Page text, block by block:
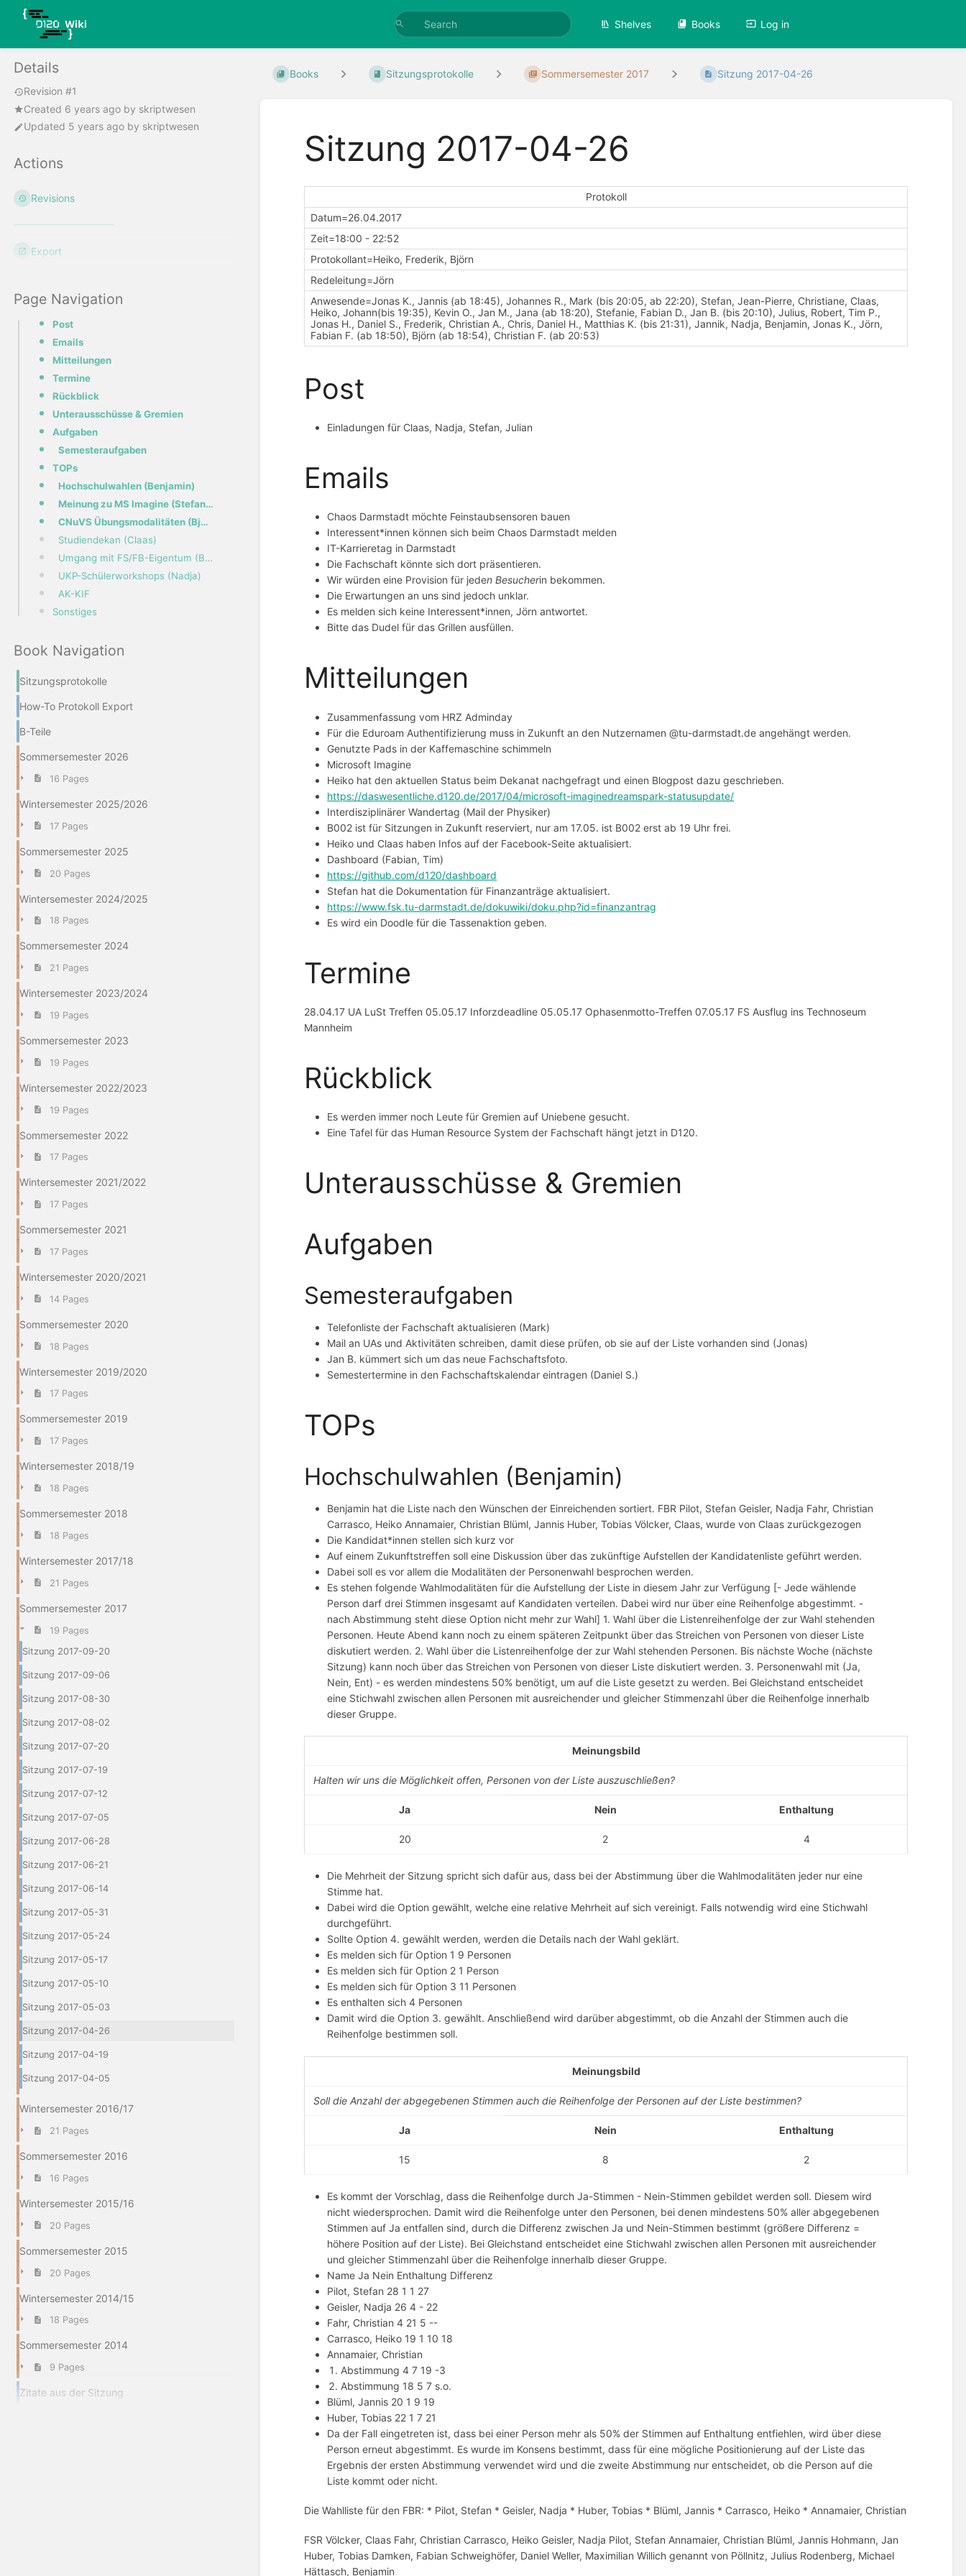
Shelves Books Log in
Details
Revision #1
Created 6 years ago by skriptwesen
Updated 5 years ago by skriptwesen
Actions
Revisions
Export
Page Navigation
Post
Emails
Mitteilungen
Termine
Rückblick
Unterausschüsse & Gremien
Aufgaben
Semesteraufgaben
TOPs
Hochschulwahlen (Benjamin)
Meinung zu MS Imagine (Stefan P.)
CNuVS Übungsmodalitäten (Björn) (erledigt)
Studiendekan (Claas)
Umgang mit FS/FB-Eigentum (Benjamin)
UKP-Schülerworkshops (Nadja)
AK-KIF
Sonstiges
Book Navigation
Sitzungsprotokolle
How-To Protokoll Export
B-Teile
Sommersemester 2026
16 Pages
Wintersemester 2025/2026
17 Pages
Sommersemester 2025
20 Pages
Wintersemester 2024/2025
18 Pages
Sommersemester 2024
21 Pages
Wintersemester 2023/2024
19 Pages
Sommersemester 2023
19 Pages
Wintersemester 2022/2023
19 Pages
Sommersemester 2022
17 Pages
Wintersemester 2021/2022
17 Pages
Sommersemester 2021
17 Pages
Wintersemester 2020/2021
14 Pages
Sommersemester 2020
18 Pages
Wintersemester 2019/2020
17 Pages
Sommersemester 2019
17 Pages
Wintersemester 2018/19
18 Pages
Sommersemester 2018
18 Pages
Wintersemester 2017/18
21 Pages
Sommersemester 2017
19 Pages
Sitzung 2017-09-20
Sitzung 2017-09-06
Sitzung 2017-08-30
Sitzung 2017-08-02
Sitzung 2017-07-20
Sitzung 2017-07-19
Sitzung 2017-07-12
Sitzung 2017-07-05
Sitzung 2017-06-28
Sitzung 2017-06-21
Sitzung 2017-06-14
Sitzung 2017-05-31
Sitzung 2017-05-24
Sitzung 2017-05-17
Sitzung 2017-05-10
Sitzung 2017-05-03
Sitzung 2017-04-26
Sitzung 2017-04-19
Sitzung 2017-04-05
Wintersemester 2016/17
21 Pages
Sommersemester 2016
16 Pages
Wintersemester 2015/16
20 Pages
Sommersemester 2015
20 Pages
Wintersemester 2014/15
18 Pages
Sommersemester 2014
9 Pages
Zitate aus der Sitzung
Books Sitzungsprotokolle Sommersemester 2017 Sitzung 2017-04-26
Sitzung 2017-04-26
Protokoll
Datum=26.04.2017
Zeit=18:00 - 22:52
Protokollant=Heiko, Frederik, Björn
Redeleitung=Jörn
Anwesende=Jonas K., Jannis (ab 18:45), Johannes R., Mark (bis 20:05, ab 22:20), Stefan, Jean-Pierre, Christiane, Claas,
Heiko, Johann(bis 19:35), Kevin O., Jan M., Jana (ab 18:20), Stefanie, Fabian D., Jan B. (bis 20:10), Julius, Robert, Tim P.,
Jonas H., Daniel S., Frederik, Christian A., Chris, Daniel H., Matthias K. (bis 21:31), Jannik, Nadja, Benjamin, Jonas K., Jörn,
Fabian F. (ab 18:50), Björn (ab 18:54), Christian F. (ab 20:53)
Post
Einladungen für Claas, Nadja, Stefan, Julian
Emails
Chaos Darmstadt möchte Feinstaubsensoren bauen
Interessent*innen können sich beim Chaos Darmstadt melden
IT-Karrieretag in Darmstadt
Die Fachschaft könnte sich dort präsentieren.
Wir würden eine Provision für jeden Besucherin bekommen.
Die Erwartungen an uns sind jedoch unklar.
Es melden sich keine Interessent*innen, Jörn antwortet.
Bitte das Dudel für das Grillen ausfüllen.
Mitteilungen
Zusammenfassung vom HRZ Adminday
Für die Eduroam Authentifizierung muss in Zukunft an den Nutzernamen @tu-darmstadt.de angehängt werden.
Genutzte Pads in der Kaffemaschine schimmeln
Microsoft Imagine
Heiko hat den aktuellen Status beim Dekanat nachgefragt und einen Blogpost dazu geschrieben.
https://daswesentliche.d120.de/2017/04/microsoft-imaginedreamspark-statusupdate/
Interdisziplinärer Wandertag (Mail der Physiker)
B002 ist für Sitzungen in Zukunft reserviert, nur am 17.05. ist B002 erst ab 19 Uhr frei.
Heiko und Claas haben Infos auf der Facebook-Seite aktualisiert.
Dashboard (Fabian, Tim)
https://github.com/d120/dashboard
Stefan hat die Dokumentation für Finanzanträge aktualisiert.
https://www.fsk.tu-darmstadt.de/dokuwiki/doku.php?id=finanzantrag
Es wird ein Doodle für die Tassenaktion geben.
Termine
28.04.17 UA LuSt Treffen 05.05.17 Inforzdeadline 05.05.17 Ophasenmotto-Treffen 07.05.17 FS Ausflug ins Technoseum
Mannheim
Rückblick
Es werden immer noch Leute für Gremien auf Uniebene gesucht.
Eine Tafel für das Human Resource System der Fachschaft hängt jetzt in D120.
Unterausschüsse & Gremien
Aufgaben
Semesteraufgaben
Telefonliste der Fachschaft aktualisieren (Mark)
Mail an UAs und Aktivitäten schreiben, damit diese prüfen, ob sie auf der Liste vorhanden sind (Jonas)
Jan B. kümmert sich um das neue Fachschaftsfoto.
Semestertermine in den Fachschaftskalendar eintragen (Daniel S.)
TOPs
Hochschulwahlen (Benjamin)
Benjamin hat die Liste nach den Wünschen der Einreichenden sortiert. FBR Pilot, Stefan Geisler, Nadja Fahr, Christian
Carrasco, Heiko Annamaier, Christian Blüml, Jannis Huber, Tobias Völcker, Claas, wurde von Claas zurückgezogen
Die Kandidat*innen stellen sich kurz vor
Auf einem Zukunftstreffen soll eine Diskussion über das zukünftige Aufstellen der Kandidatenliste geführt werden.
Dabei soll es vor allem die Modalitäten der Personenwahl besprochen werden.
Es stehen folgende Wahlmodalitäten für die Aufstellung der Liste in diesem Jahr zur Verfügung [- Jede wählende
Person darf drei Stimmen insgesamt auf Kandidaten verteilen. Dabei wird nur über eine Reihenfolge abgestimmt. -
nach Abstimmung steht diese Option nicht mehr zur Wahl] 1. Wahl über die Listenreihenfolge der zur Wahl stehenden
Personen. Heute Abend kann noch zu einem späteren Zeitpunkt über das Streichen von Personen von dieser Liste
diskutiert werden. 2. Wahl über die Listenreihenfolge der zur Wahl stehenden Personen. Bis nächste Woche (nächste
Sitzung) kann noch über das Streichen von Personen von dieser Liste diskutiert werden. 3. Personenwahl mit (Ja,
Nein, Ent) - es werden mindestens 50% benötigt, um auf die Liste gesetzt zu werden. Bei Gleichstand entscheidet
eine Stichwahl zwischen allen Personen mit ausreichender und gleicher Stimmenzahl über die Reihenfolge innerhalb
dieser Gruppe.
Meinungsbild
Halten wir uns die Möglichkeit offen, Personen von der Liste auszuschließen?
Ja Nein Enthaltung
20 2 4
Die Mehrheit der Sitzung spricht sich dafür aus, dass bei der Abstimmung über die Wahlmodalitäten jeder nur eine
Stimme hat.
Dabei wird die Option gewählt, welche eine relative Mehrheit auf sich vereinigt. Falls notwendig wird eine Stichwahl
durchgeführt.
Sollte Option 4. gewählt werden, werden die Details nach der Wahl geklärt.
Es melden sich für Option 1 9 Personen
Es melden sich für Option 2 1 Person
Es melden sich für Option 3 11 Personen
Es enthalten sich 4 Personen
Damit wird die Option 3. gewählt. Anschließend wird darüber abgestimmt, ob die Anzahl der Stimmen auch die
Reihenfolge bestimmen soll.
Meinungsbild
Soll die Anzahl der abgegebenen Stimmen auch die Reihenfolge der Personen auf der Liste bestimmen?
Ja Nein Enthaltung
15 8 2
Es kommt der Vorschlag, dass die Reihenfolge durch Ja-Stimmen - Nein-Stimmen gebildet werden soll. Diesem wird
nicht wiedersprochen. Damit wird die Reihenfolge unter den Personen, bei denen mindestens 50% aller abgegebenen
Stimmen auf Ja entfallen sind, durch die Differenz zwischen Ja und Nein-Stimmen bestimmt (größere Differenz =
höhere Position auf der Liste). Bei Gleichstand entscheidet eine Stichwahl zwischen allen Personen mit ausreichender
und gleicher Stimmenzahl über die Reihenfolge innerhalb dieser Gruppe.
Name Ja Nein Enthaltung Differenz
Pilot, Stefan 28 1 1 27
Geisler, Nadja 26 4 - 22
Fahr, Christian 4 21 5 --
Carrasco, Heiko 19 1 10 18
Annamaier, Christian
Abstimmung 4 7 19 -3
Abstimmung 18 5 7 s.o.
Blüml, Jannis 20 1 9 19
Huber, Tobias 22 1 7 21
Da der Fall eingetreten ist, dass bei einer Person mehr als 50% der Stimmen auf Enthaltung entfiehlen, wird über diese
Person erneut abgestimmt. Es wurde im Konsens bestimmt, dass für eine mögliche Positionierung auf der Liste das
Ergebnis der ersten Abstimmung verwendet wird und die zweite Abstimmung nur entscheidet, ob die Person auf die
Liste kommt oder nicht.
Die Wahlliste für den FBR: * Pilot, Stefan * Geisler, Nadja * Huber, Tobias * Blüml, Jannis * Carrasco, Heiko * Annamaier, Christian
FSR Völcker, Claas Fahr, Christian Carrasco, Heiko Geisler, Nadja Pilot, Stefan Annamaier, Christian Blüml, Jannis Hohmann, Jan
Huber, Tobias Damken, Fabian Schweighöfer, Daniel Weller, Maximilian Willich genannt von Pöllnitz, Julius Rodenberg, Michael
Hättasch, Benjamin